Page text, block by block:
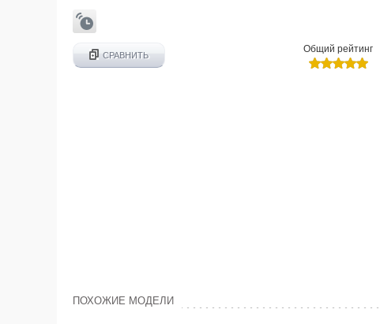
СРАВНИТЬ
Общий рейтинг
ПОХОЖИЕ МОДЕЛИ